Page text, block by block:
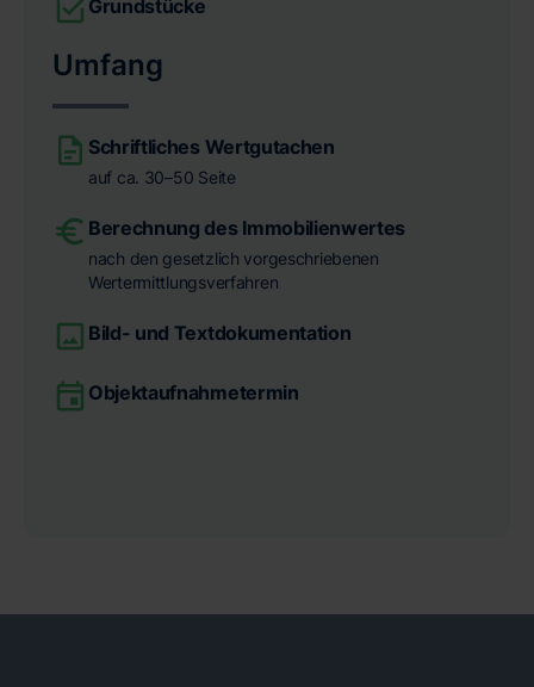
Grundstücke
Umfang
Schriftliches Wertgutachen
auf ca. 30–50 Seite
Berechnung des Immobilienwertes
nach den gesetzlich vorgeschriebenen
Wertermittlungsverfahren
Bild- und Textdokumentation
Objektaufnahmetermin